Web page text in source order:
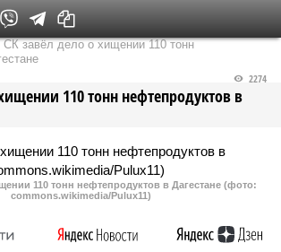
Версия на Кавказе
СК завёл дело о хищении 110 тонн
110 тонн нефтепродуктов в
2274
110 тонн нефтепродуктов в Дагестане (фото:
commons.wikimedia/Pulux11)